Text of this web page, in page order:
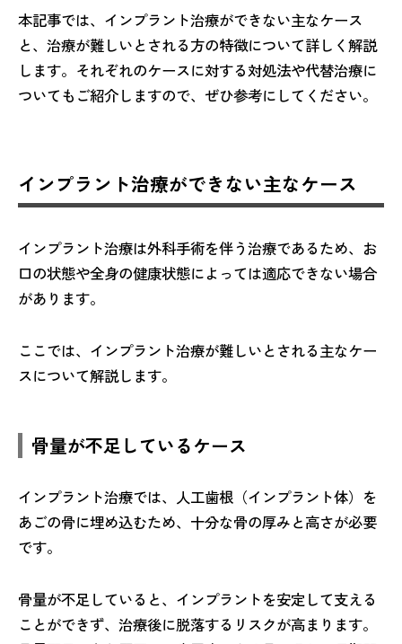
本記事では、インプラント治療ができない主なケース
と、治療が難しいとされる方の特徴について詳しく解説
します。それぞれのケースに対する対処法や代替治療に
ついてもご紹介しますので、ぜひ参考にしてください。
インプラント治療ができない主なケース
インプラント治療は外科手術を伴う治療であるため、お
口の状態や全身の健康状態によっては適応できない場合
があります。
ここでは、インプラント治療が難しいとされる主なケー
スについて解説します。
骨量が不足しているケース
インプラント治療では、人工歯根（インプラント体）を
あごの骨に埋め込むため、十分な骨の厚みと高さが必要
です。
骨量が不足していると、インプラントを安定して支える
ことができず、治療後に脱落するリスクが高まります。